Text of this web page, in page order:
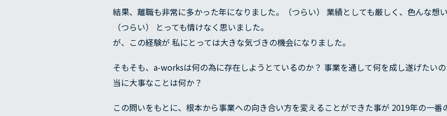
結果、離職も非常に多かった年になりました。（つらい） 業績としても厳しく、色んな想
（つらい） とっても情けなく思いました。
が、この経験が 私にとっては大きな気づきの機会になりました。
そもそも、a-worksは何の為に存在しようとているのか？ 事業を通して何を成し遂げたい
当に大事なことは何か？
この問いをもとに、根本から事業への向き合い方を変えることができた事が 2019年の一番
代表メッセージ 経営理念 経営方針 沿革
BLOG